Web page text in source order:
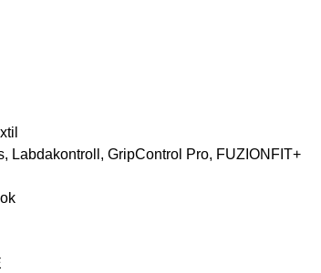
Labdakontroll, GripControl Pro, FUZIONFIT+